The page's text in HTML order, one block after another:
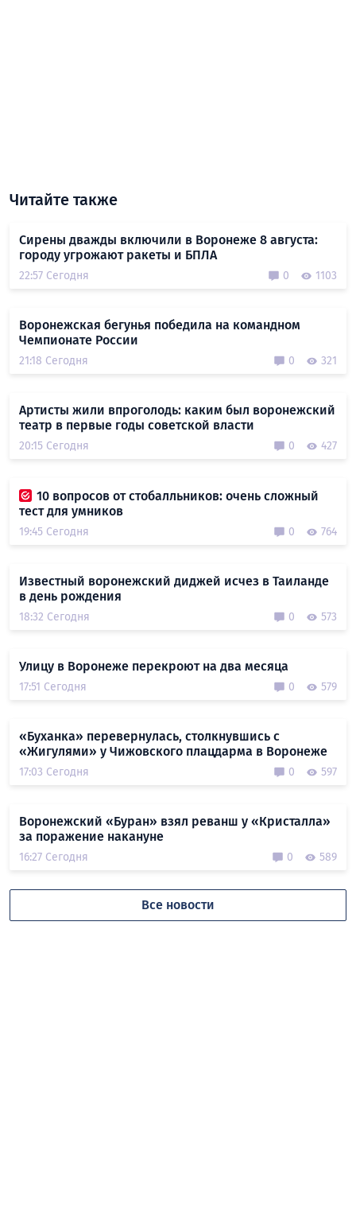
Читайте также
Сирены дважды включили в Воронеже 8 августа:
городу угрожают ракеты и БПЛА
22:57 Сегодня 0 1103
Воронежская бегунья победила на командном
Чемпионате России
21:18 Сегодня 0 321
Артисты жили впроголодь: каким был воронежский
театр в первые годы советской власти
20:15 Сегодня 0 427
10 вопросов от стобалльников: очень сложный
тест для умников
19:45 Сегодня 0 764
Известный воронежский диджей исчез в Таиланде
в день рождения
18:32 Сегодня 0 573
Улицу в Воронеже перекроют на два месяца
17:51 Сегодня 0 579
«Буханка» перевернулась, столкнувшись с
«Жигулями» у Чижовского плацдарма в Воронеже
17:03 Сегодня 0 597
Воронежский «Буран» взял реванш у «Кристалла»
за поражение накануне
16:27 Сегодня 0 589
Все новости